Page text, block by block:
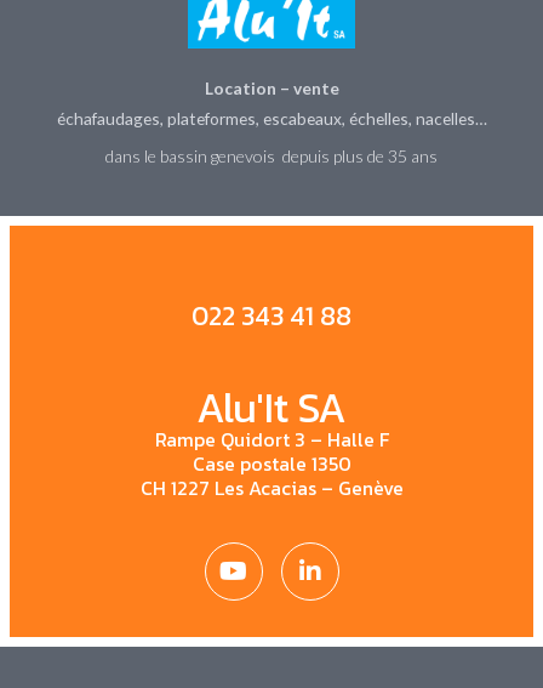
Location – vente
échafaudages, plateformes, escabeaux, échelles, nacelles…
dans le bassin genevois depuis plus de 35 ans
022 343 41 88
Alu'It SA
Rampe Quidort 3 – Halle F
Case postale 1350
CH 1227 Les Acacias – Genève